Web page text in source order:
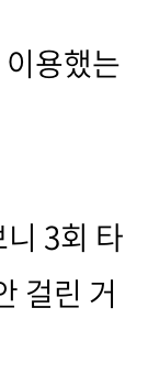
용했는
3회 타
걸린 거